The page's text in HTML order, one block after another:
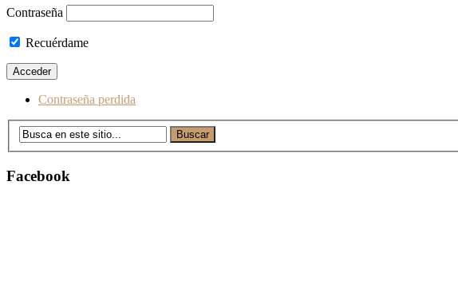
Contraseña
Recuérdame
Contraseña perdida
Facebook